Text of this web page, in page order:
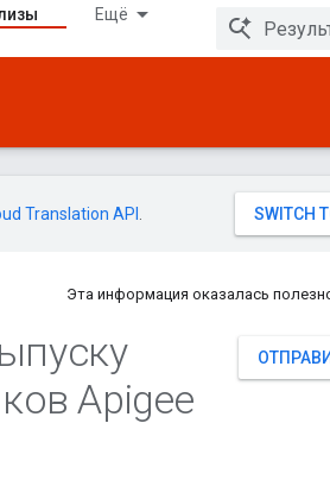
Ещё
Translation API
Эта информация оказалась
Apigee